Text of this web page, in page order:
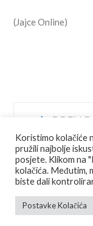
(Jajce Online)
objava
PREV
© COPYRIGHTJU
FOTO
Koristimo kolačiće
pružili najbolje
posjete. Klikom na
kolačića. Međutim,
biste dali
Postavke Kolačića